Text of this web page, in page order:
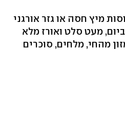
אומר שתייה של 13 כוסות מיץ חסה או גזר אורגני
מעט סלט ואורז מלא
מהחי, מלחים, סוכרים